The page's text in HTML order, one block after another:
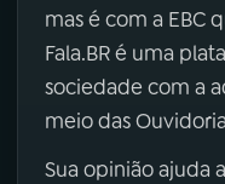
mas é com a EBC
Fala.BR é uma
sociedade com a
meio das
Sua opinião ajuda